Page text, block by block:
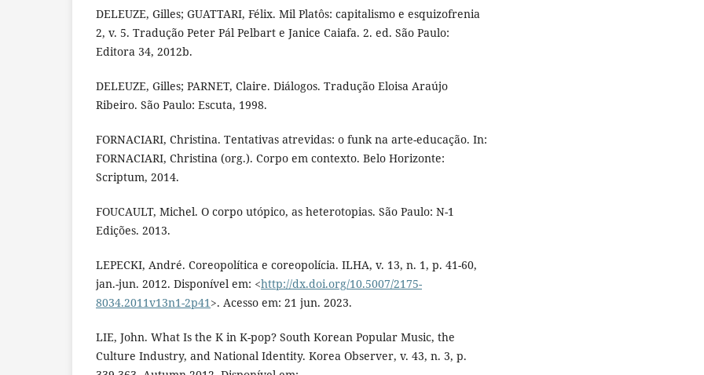
DELEUZE, Gilles; GUATTARI, Félix. Mil Platôs: capitalismo e esquizofrenia
2, v. 5. Tradução Peter Pál Pelbart e Janice Caiafa. 2. ed. São Paulo:
Editora 34, 2012b.
DELEUZE, Gilles; PARNET, Claire. Diálogos. Tradução Eloisa Araújo
Ribeiro. São Paulo: Escuta, 1998.
FORNACIARI, Christina. Tentativas atrevidas: o funk na arte-educação. In:
FORNACIARI, Christina (org.). Corpo em contexto. Belo Horizonte:
Scriptum, 2014.
FOUCAULT, Michel. O corpo utópico, as heterotopias. São Paulo: N-1
Edições. 2013.
LEPECKI, André. Coreopolítica e coreopolícia. ILHA, v. 13, n. 1, p. 41-60,
jan.-jun. 2012. Disponível em: <http://dx.doi.org/10.5007/2175-
8034.2011v13n1-2p41>. Acesso em: 21 jun. 2023.
LIE, John. What Is the K in K-pop? South Korean Popular Music, the
Culture Industry, and National Identity. Korea Observer, v. 43, n. 3, p.